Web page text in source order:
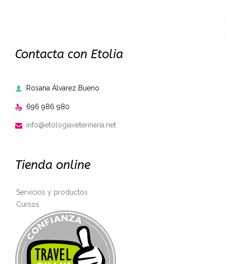
Contacta con Etolia
 Rosana Álvarez Bueno
 696 986 980
 info@etologiaveterinaria.net
Tienda online
Servicios y productos
Cursos